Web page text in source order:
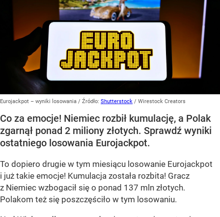
Eurojackpot – wyniki losowania / Źródło: Shutterstock / Wirestock Creators
Co za emocje! Niemiec rozbił kumulację, a Polak
zgarnął ponad 2 miliony złotych. Sprawdź wyniki
ostatniego losowania Eurojackpot.
To dopiero drugie w tym miesiącu losowanie Eurojackpot
i już takie emocje! Kumulacja została rozbita! Gracz
z Niemiec wzbogacił się o ponad 137 mln złotych.
Polakom też się poszczęściło w tym losowaniu.